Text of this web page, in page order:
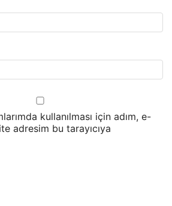
kullanılması için adım, e-
adresim bu tarayıcıya